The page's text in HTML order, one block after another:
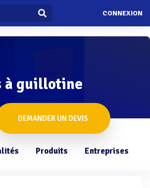
CONNEXION
à guillotine
DEMANDER UN DEVIS
Produits Entreprises